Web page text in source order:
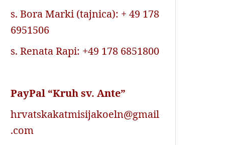
s. Bora Marki (tajnica): + 49 178
6951506
s. Renata Rapi: +49 178 6851800
PayPal “Kruh sv. Ante”
hrvatskakatmisijakoeln@gmail
.com